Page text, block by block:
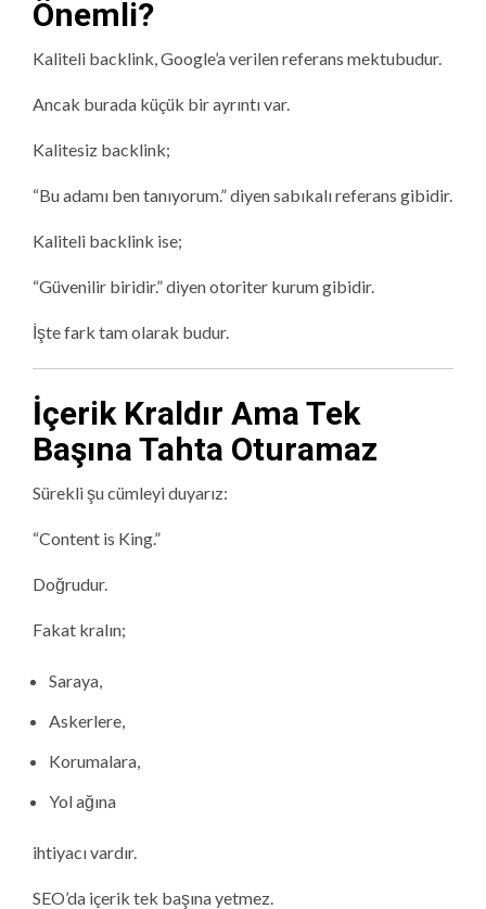
Önemli?
Kaliteli backlink, Google’a verilen referans mektubudur.
Ancak burada küçük bir ayrıntı var.
Kalitesiz backlink;
“Bu adamı ben tanıyorum.” diyen sabıkalı referans gibidir.
Kaliteli backlink ise;
“Güvenilir biridir.” diyen otoriter kurum gibidir.
İşte fark tam olarak budur.
İçerik Kraldır Ama Tek
Başına Tahta Oturamaz
Sürekli şu cümleyi duyarız:
“Content is King.”
Doğrudur.
Fakat kralın;
Saraya,
Askerlere,
Korumalara,
Yol ağına
ihtiyacı vardır.
SEO’da içerik tek başına yetmez.